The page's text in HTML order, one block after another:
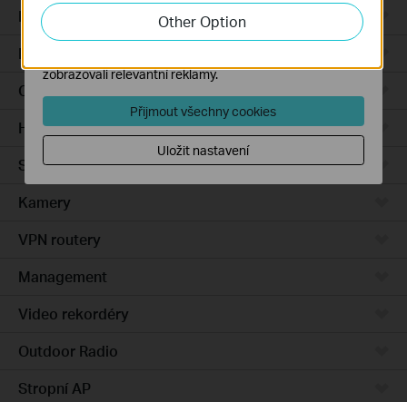
Integrated Gateways
DSL Gateways
Cloud-Based
Hardware
Software
Kamery
VPN routery
Management
Video rekordéry
Outdoor Radio
Stropní AP
Other Option
zlepšení a přizpůsobení jejich funkčnosti.
Marketingové soubory cookie mohou prostřednictvím
zobrazovali relevantní reklamy.
Přijmout všechny cookies
Uložit nastavení